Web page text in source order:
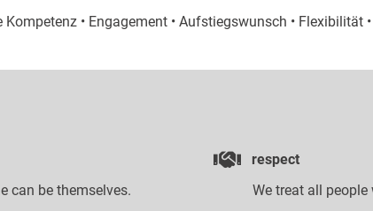
• Engagement • Aufstiegswunsch • Flexibilität
can be themselves.
respect
We treat all